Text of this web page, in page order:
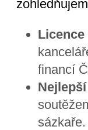
Licence
financí
sázkaře.